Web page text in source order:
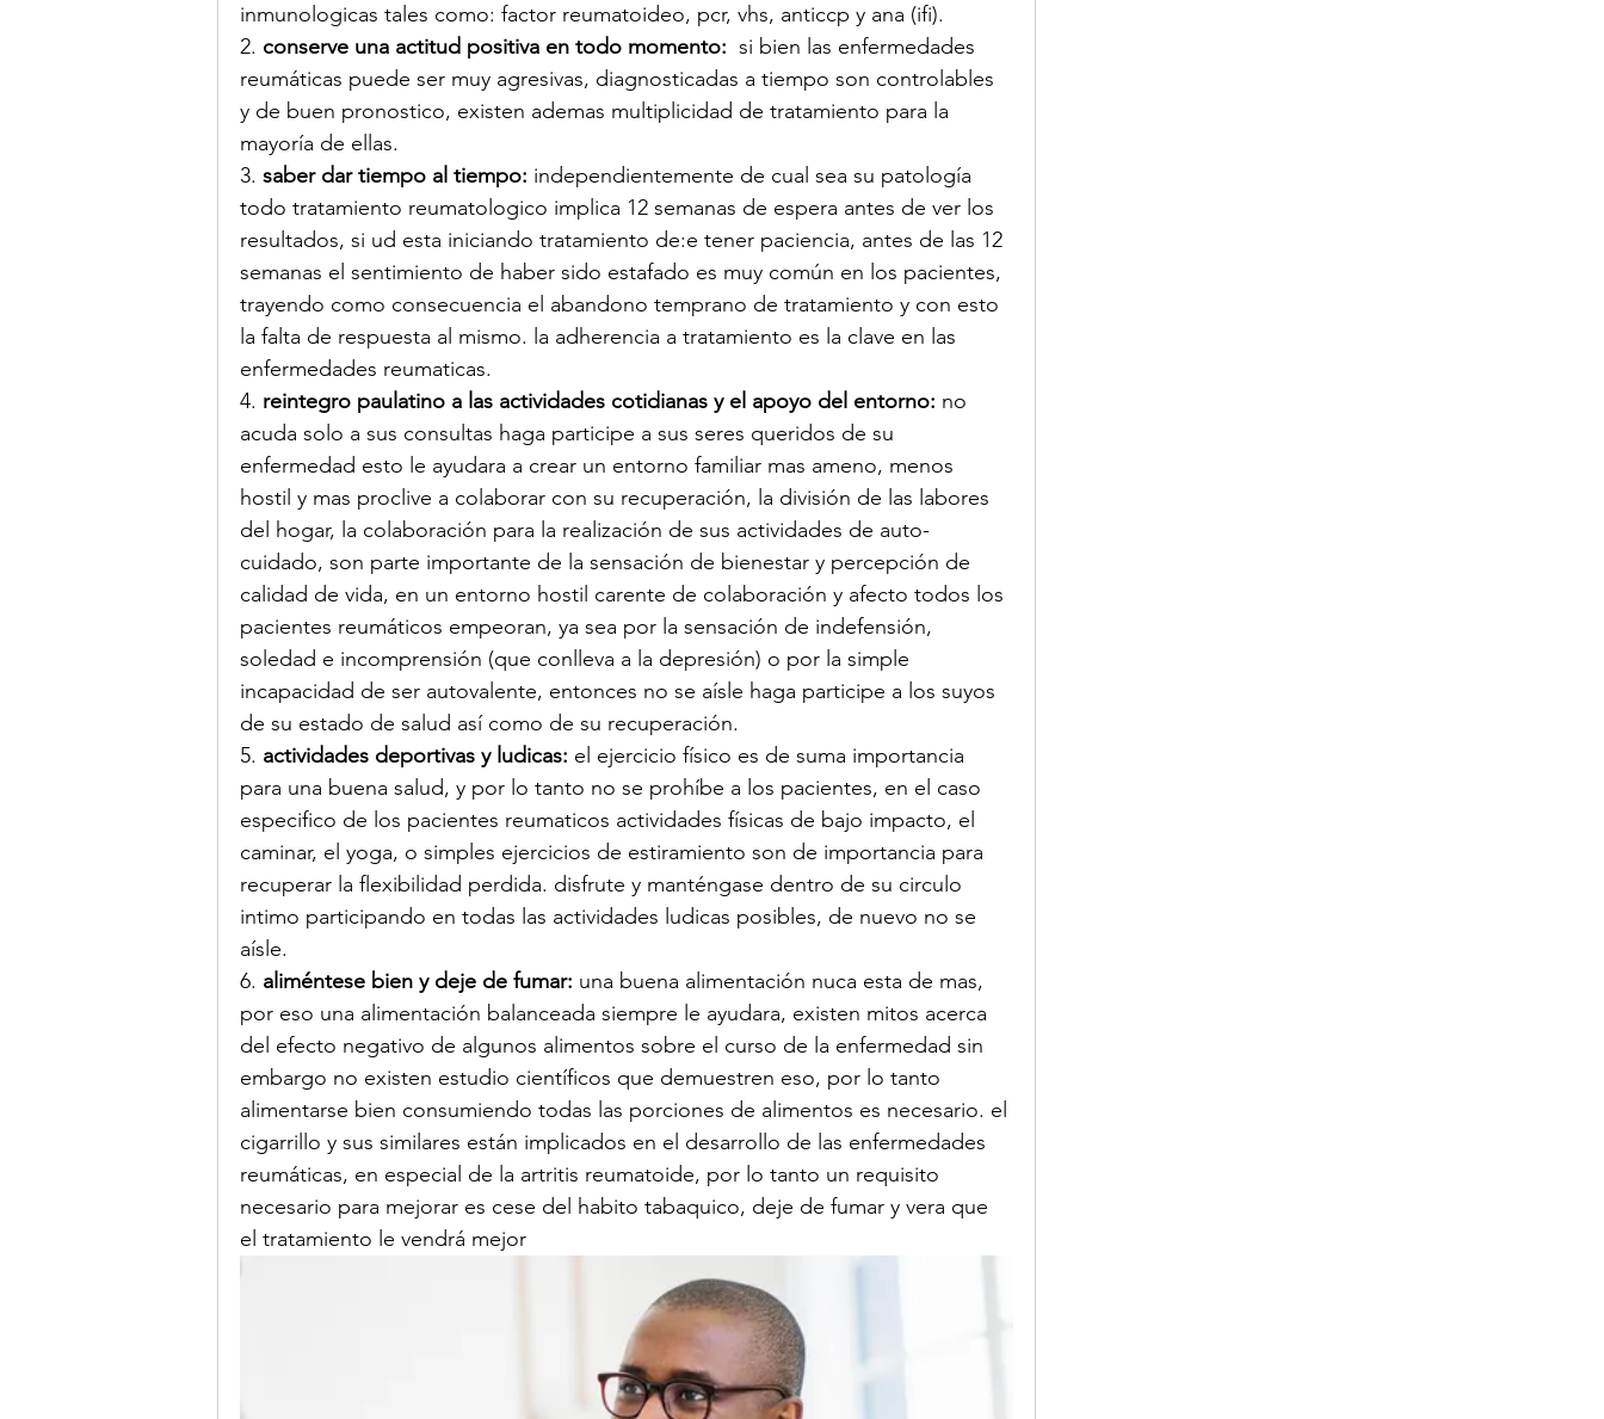
inmunologicas tales como: factor reumatoideo, pcr, vhs, anticcp y ana (ifi).
2. conserve una actitud positiva en todo momento:
  si bien las enfermedades
reumáticas puede ser muy agresivas, diagnosticadas a tiempo son controlables
y de buen pronostico, existen ademas multiplicidad de tratamiento para la
mayoría de ellas.
3. saber dar tiempo al tiempo: independientemente de cual sea su patología
todo tratamiento reumatologico implica 12 semanas de espera antes de ver los
resultados, si ud esta iniciando tratamiento de:e tener paciencia, antes de las 12
semanas el sentimiento de haber sido estafado es muy común en los pacientes,
trayendo como consecuencia el abandono temprano de tratamiento y con esto
la falta de respuesta al mismo. la adherencia a tratamiento es la clave en las
enfermedades reumaticas.
4. reintegro paulatino a las actividades cotidianas y el apoyo del entorno: no
acuda solo a sus consultas haga participe a sus seres queridos de su
enfermedad esto le ayudara a crear un entorno familiar mas ameno, menos
hostil y mas proclive a colaborar con su recuperación, la división de las labores
del hogar, la colaboración para la realización de sus actividades de auto-
cuidado, son parte importante de la sensación de bienestar y percepción de
calidad de vida, en un entorno hostil carente de colaboración y afecto todos los
pacientes reumáticos empeoran, ya sea por la sensación de indefensión,
soledad e incomprensión (que conlleva a la depresión) o por la simple
incapacidad de ser autovalente, entonces no se aísle haga participe a los suyos
de su estado de salud así como de su recuperación.
5. actividades deportivas y ludicas: el ejercicio físico es de suma importancia
para una buena salud, y por lo tanto no se prohíbe a los pacientes, en el caso
especifico de los pacientes reumaticos actividades físicas de bajo impacto, el
caminar, el yoga, o simples ejercicios de estiramiento son de importancia para
recuperar la flexibilidad perdida. disfrute y manténgase dentro de su circulo
intimo participando en todas las actividades ludicas posibles, de nuevo no se
aísle.
6. aliméntese bien y deje de fumar: una buena alimentación nuca esta de mas,
por eso una alimentación balanceada siempre le ayudara, existen mitos acerca
del efecto negativo de algunos alimentos sobre el curso de la enfermedad sin
embargo no existen estudio científicos que demuestren eso, por lo tanto
alimentarse bien consumiendo todas las porciones de alimentos es necesario. el
cigarrillo y sus similares están implicados en el desarrollo de las enfermedades
reumáticas, en especial de la artritis reumatoide, por lo tanto un requisito
necesario para mejorar es cese del habito tabaquico, deje de fumar y vera que
el tratamiento le vendrá mejor